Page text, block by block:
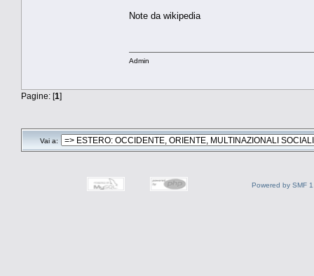
Note da wikipedia
Admin
Pagine: [1]
Vai a:
Powered by SMF